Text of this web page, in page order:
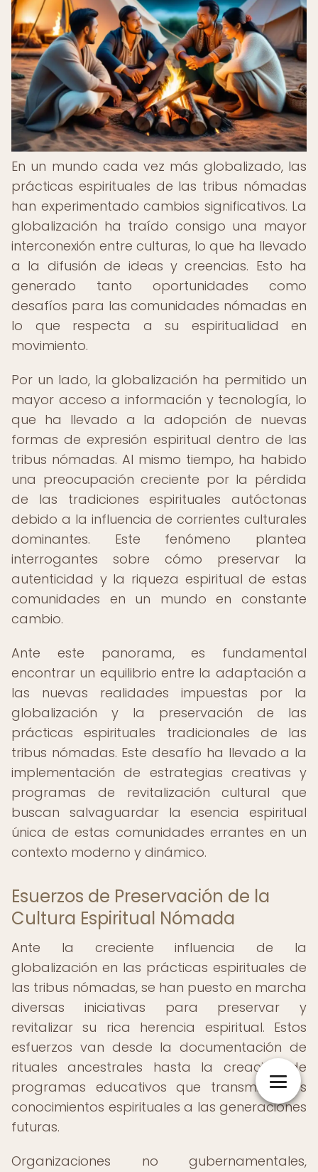
En un mundo cada vez más globalizado, las
prácticas espirituales de las tribus nómadas
han experimentado cambios significativos. La
globalización ha traído consigo una mayor
interconexión entre culturas, lo que ha llevado
a la difusión de ideas y creencias. Esto ha
generado tanto oportunidades como
desafíos para las comunidades nómadas en
lo que respecta a su espiritualidad en
movimiento.
Por un lado, la globalización ha permitido un
mayor acceso a información y tecnología, lo
que ha llevado a la adopción de nuevas
formas de expresión espiritual dentro de las
tribus nómadas. Al mismo tiempo, ha habido
una preocupación creciente por la pérdida
de las tradiciones espirituales autóctonas
debido a la influencia de corrientes culturales
dominantes. Este fenómeno plantea
interrogantes sobre cómo preservar la
autenticidad y la riqueza espiritual de estas
comunidades en un mundo en constante
cambio.
Ante este panorama, es fundamental
encontrar un equilibrio entre la adaptación a
las nuevas realidades impuestas por la
globalización y la preservación de las
prácticas espirituales tradicionales de las
tribus nómadas. Este desafío ha llevado a la
implementación de estrategias creativas y
programas de revitalización cultural que
buscan salvaguardar la esencia espiritual
única de estas comunidades errantes en un
contexto moderno y dinámico.
Esuerzos de Preservación de la
Cultura Espiritual Nómada
Ante la creciente influencia de la
globalización en las prácticas espirituales de
las tribus nómadas, se han puesto en marcha
diversas iniciativas para preservar y
revitalizar su rica herencia espiritual. Estos
esfuerzos van desde la documentación de
rituales ancestrales hasta la creación de
programas educativos que transmiten los
conocimientos espirituales a las generaciones
futuras.
Organizaciones no gubernamentales,